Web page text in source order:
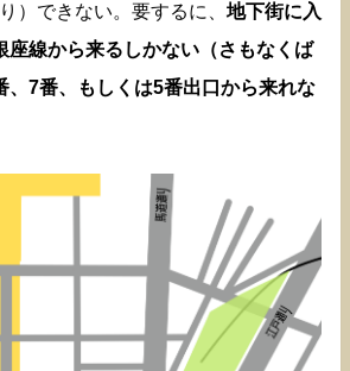
）できない。要するに、 地下街に入
座線から来るしかない（さもなくば
、7番、もしくは5番出口から来れな